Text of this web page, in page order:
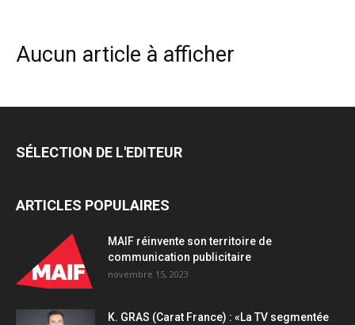
Aucun article à afficher
SÉLECTION DE L'EDITEUR
ARTICLES POPULAIRES
MAIF réinvente son territoire de
communication publicitaire
novembre 15, 2023
K. GRAS (Carat France) : «La TV segmentée